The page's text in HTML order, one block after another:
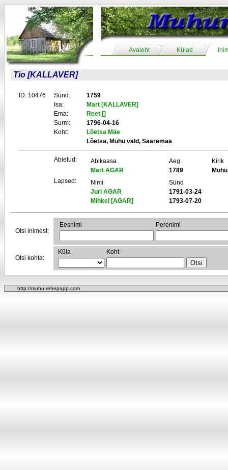
Avaleht Külad
Tio [KALLAVER]
ID: 10476 Sünd:
1759
Isa:
Mart [KALLAVER]
Ema:
Reet []
Surm:
1796-04-16
Koht:
Lõetsa Mäe
Lõetsa, Muhu vald, Saaremaa
Abielud: Abikaasa Aeg
Kirik
Mart AGAR
1789
Muhu
Lapsed:
Nimi
Sünd
Juri AGAR
1791-03-24
Mihkel [AGAR]
1793-07-20
Otsi inimest:
Eesnimi Perenimi
Otsi kohta:
Küla Koht
http://muhu.rehepapp.com